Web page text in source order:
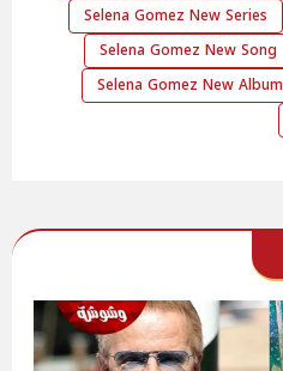
Selena Gomez New Series
Selena Gomez New Song
Selena Gomez New Album